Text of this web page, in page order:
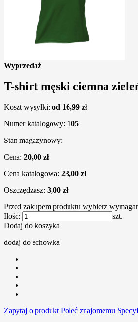
Wyprzedaż
T-shirt męski ciemna
Koszt wysyłki: od 16,99 zł
Numer katalogowy: 105
Stan magazynowy:
Cena: 20,00 zł
Cena katalogowa: 23,00 zł
Oszczędzasz: 3,00 zł
Przed zakupem produktu wybierz
Ilość:
szt.
Dodaj do koszyka
dodaj do schowka
Zapytaj o produkt Poleć znajomemu